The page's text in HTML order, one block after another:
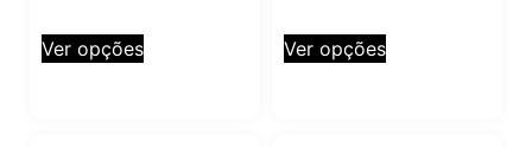
Ver opções Ver opções